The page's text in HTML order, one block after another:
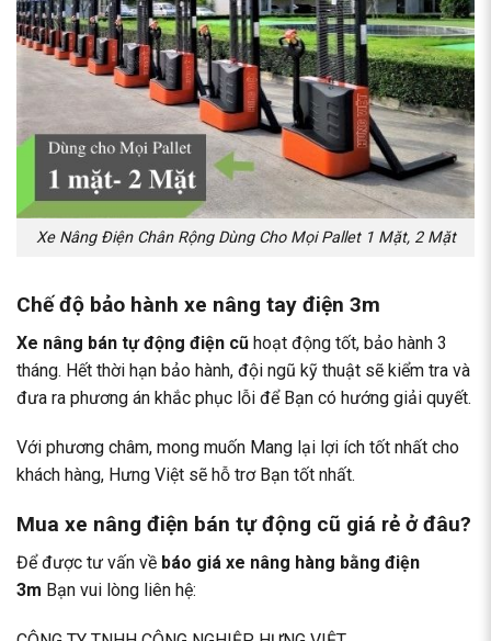
Xe Nâng Điện Chân Rộng Dùng Cho Mọi Pallet 1 Mặt, 2 Mặt
Chế độ bảo hành xe nâng tay điện 3m
Xe nâng bán tự động điện cũ hoạt động tốt, bảo hành 3
tháng. Hết thời hạn bảo hành, đội ngũ kỹ thuật sẽ kiểm tra và
đưa ra phương án khắc phục lỗi để Bạn có hướng giải quyết.
Với phương châm, mong muốn Mang lại lợi ích tốt nhất cho
khách hàng, Hưng Việt sẽ hỗ trơ Bạn tốt nhất.
Mua xe nâng điện bán tự động cũ giá rẻ ở đâu?
Để được tư vấn về báo giá xe nâng hàng bằng điện
3m Bạn vui lòng liên hệ: